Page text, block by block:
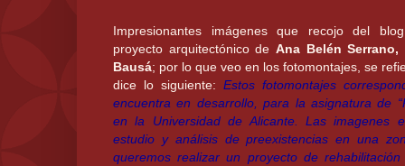
Impresionantes imágenes que recojo del
proyecto arquitectónico de Ana Belén
Bausá; por lo que veo en los fotomontajes, se
dice lo siguiente: Estos fotomontajes
encuentra en desarrollo, para la asignatura de
en la Universidad de Alicante. Las imagenes
estudio y análisis de preexistencias en una
queremos realizar un proyecto de